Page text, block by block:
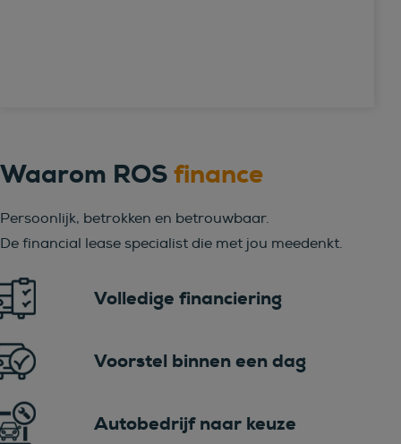
Waarom ROSfinance
Persoonlijk, betrokken en betrouwbaar.
De financial lease specialist die met jou meedenkt.
Volledige financiering
Voorstel binnen een dag
Autobedrijf naar keuze